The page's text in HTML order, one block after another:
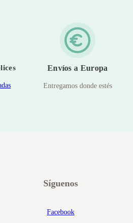
Envíos a Europa
Entregamos donde estés
Síguenos
Facebook